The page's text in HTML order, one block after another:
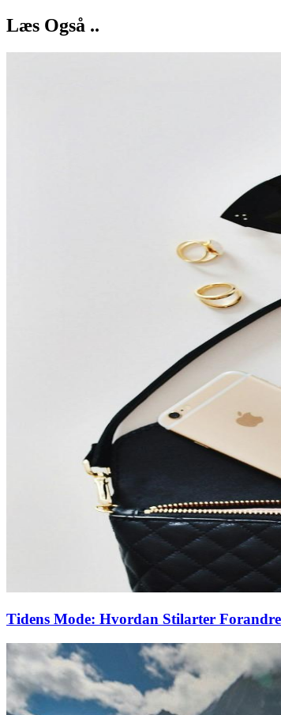
Læs Også ..
Tidens Mode: Hvordan Stilarter